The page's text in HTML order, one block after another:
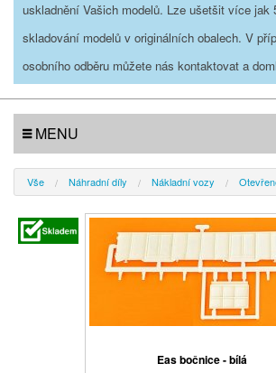
uskladnění Vašich modelů. Lze ušetšit více jak
skladování modelů v originálních obalech. V
osobního odběru můžete nás kontaktovat a
MENU
Vše Náhradní díly Nákladní vozy
Eas bočnice - bílá